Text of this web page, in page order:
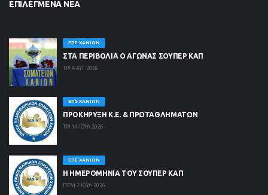
ΕΠΙΛΕΓΜΈΝΑ ΝΈΑ
ΕΠΣ ΧΑΝΊΩΝ
ΣΤΑ ΠΕΡΙΒΟΛΙΑ Ο ΑΓΩΝΑΣ ΣΟΥΠΕΡ ΚΑΠ
ΤΡΙ 4 ΑΥΓ 2026
ΕΠΣ ΧΑΝΊΩΝ
ΠΡΟΚΗΡΥΞΗ Κ.Ε. & ΠΡΩΤΑΘΛΗΜΑΤΩΝ
ΤΡΙ 14 ΙΟΥΛ 2026
ΕΠΣ ΧΑΝΊΩΝ
Η ΗΜΕΡΟΜΗΝΙΑ ΤΟΥ ΣΟΥΠΕΡ ΚΑΠ
ΠΕΜ 2 ΙΟΥΛ 2026